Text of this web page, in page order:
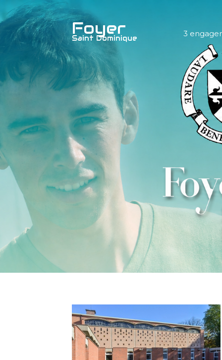
Foyer
Saint Dominique 3